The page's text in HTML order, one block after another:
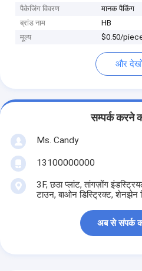
पैकेजिंग विवरण
मानक पैकिंग
ब्रांड नाम
HB
मूल्य
$0.50/
और
सम्पर्क करने
Ms. Candy
13100000000
3F, छठा प्लांट, तांगज़ोंग
टाउन, बाओन डिस्ट्रिक्ट, शेनझेन
अब से संपर्क